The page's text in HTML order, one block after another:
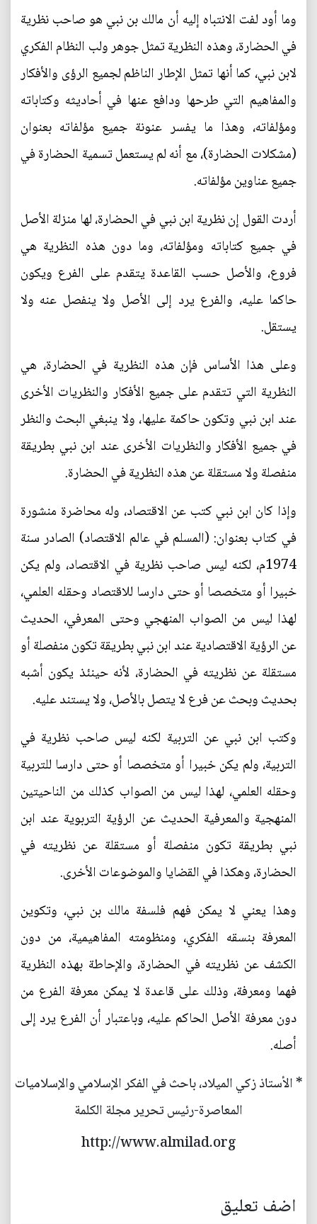
وما أود لفت الانتباه إليه أن مالك بن نبي هو صاحب نظرية
في الحضارة، وهذه النظرية تمثل جوهر ولب النظام الفكري
لابن نبي، كما أنها تمثل الإطار الناظم لجميع الرؤى والأفكار
والمفاهيم التي طرحها ودافع عنها في أحاديثه وكتاباته
ومؤلفاته، وهذا ما يفسر عنونة جميع مؤلفاته بعنوان
(مشكلات الحضارة)، مع أنه لم يستعمل تسمية الحضارة في
جميع عناوين مؤلفاته.
أردت القول إن نظرية ابن نبي في الحضارة، لها منزلة الأصل
في جميع كتاباته ومؤلفاته، وما دون هذه النظرية هي
فروع، والأصل حسب القاعدة يتقدم على الفرع ويكون
حاكما عليه، والفرع يرد إلى الأصل ولا ينفصل عنه ولا
يستقل.
وعلى هذا الأساس فإن هذه النظرية في الحضارة، هي
النظرية التي تتقدم على جميع الأفكار والنظريات الأخرى
عند ابن نبي وتكون حاكمة عليها، ولا ينبغي البحث والنظر
في جميع الأفكار والنظريات الأخرى عند ابن نبي بطريقة
منفصلة ولا مستقلة عن هذه النظرية في الحضارة.
وإذا كان ابن نبي كتب عن الاقتصاد، وله محاضرة منشورة
في كتاب بعنوان: (المسلم في عالم الاقتصاد) الصادر سنة
1974م، لكنه ليس صاحب نظرية في الاقتصاد، ولم يكن
خبيرا أو متخصصا أو حتى دارسا للاقتصاد وحقله العلمي،
لهذا ليس من الصواب المنهجي وحتى المعرفي، الحديث
عن الرؤية الاقتصادية عند ابن نبي بطريقة تكون منفصلة أو
مستقلة عن نظريته في الحضارة، لأنه حينئذ يكون أشبه
بحديث وبحث عن فرع لا يتصل بالأصل، ولا يستند عليه.
وكتب ابن نبي عن التربية لكنه ليس صاحب نظرية في
التربية، ولم يكن خبيرا أو متخصصا أو حتى دارسا للتربية
وحقله العلمي، لهذا ليس من الصواب كذلك من الناحيتين
المنهجية والمعرفية الحديث عن الرؤية التربوية عند ابن
نبي بطريقة تكون منفصلة أو مستقلة عن نظريته في
الحضارة، وهكذا في القضايا والموضوعات الأخرى.
وهذا يعني لا يمكن فهم فلسفة مالك بن نبي، وتكوين
المعرفة بنسقه الفكري، ومنظومته المفاهيمية، من دون
الكشف عن نظريته في الحضارة، والإحاطة بهذه النظرية
فهما ومعرفة، وذلك على قاعدة لا يمكن معرفة الفرع من
دون معرفة الأصل الحاكم عليه، وباعتبار أن الفرع يرد إلى
أصله.
* الأستاذ زكي الميلاد، باحث في الفكر الإسلامي والإسلاميات
المعاصرة-رئيس تحرير مجلة الكلمة
http://www.almilad.org
اضف تعليق